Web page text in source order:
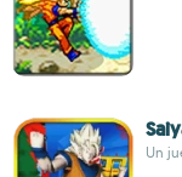
Un